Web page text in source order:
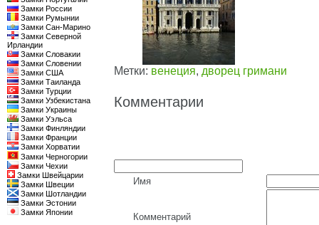
Замки России
Замки Румынии
Замки Сан-Марино
Замки Северной
Ирландии
Замки Словакии
Замки Словении
Замки США
Замки Таиланда
Замки Турции
Замки Узбекистана
Замки Украины
Замки Уэльса
Замки Финляндии
Замки Франции
Замки Хорватии
Замки Черногории
Замки Чехии
Замки Швейцарии
Замки Швеции
Замки Шотландии
Замки Эстонии
Замки Японии
Метки: венеция, дворец гримани
Комментарии
Имя
Комментарий